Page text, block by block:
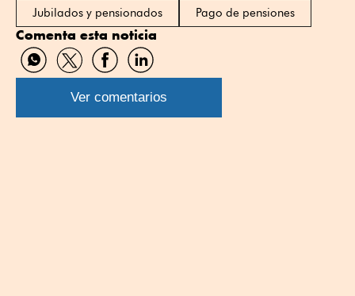
Jubilados y pensionados
Pago de pensiones
Comenta esta noticia
Compartir
por
WhatsApp
Compartir
por
Twitter
Compartir
por
Facebook
Compartir
por
Linkedin
Ver comentarios